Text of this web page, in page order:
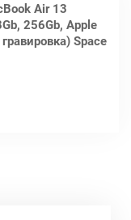
Air 13
256Gb, Apple
Space